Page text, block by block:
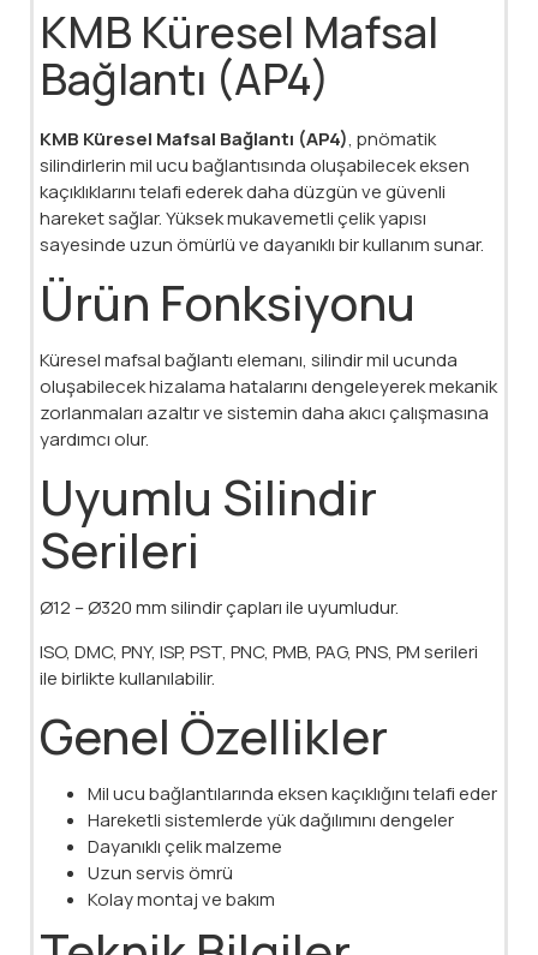
KMB Küresel Mafsal
Bağlantı (AP4)
KMB Küresel Mafsal Bağlantı (AP4), pnömatik
silindirlerin mil ucu bağlantısında oluşabilecek eksen
kaçıklıklarını telafi ederek daha düzgün ve güvenli
hareket sağlar. Yüksek mukavemetli çelik yapısı
sayesinde uzun ömürlü ve dayanıklı bir kullanım sunar.
Ürün Fonksiyonu
Küresel mafsal bağlantı elemanı, silindir mil ucunda
oluşabilecek hizalama hatalarını dengeleyerek mekanik
zorlanmaları azaltır ve sistemin daha akıcı çalışmasına
yardımcı olur.
Uyumlu Silindir
Serileri
Ø12 – Ø320 mm silindir çapları ile uyumludur.
ISO, DMC, PNY, ISP, PST, PNC, PMB, PAG, PNS, PM serileri
ile birlikte kullanılabilir.
Genel Özellikler
Mil ucu bağlantılarında eksen kaçıklığını telafi eder
Hareketli sistemlerde yük dağılımını dengeler
Dayanıklı çelik malzeme
Uzun servis ömrü
Kolay montaj ve bakım